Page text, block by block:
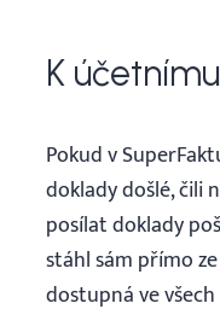
K
Pokud v
doklady došlé, čili
posílat doklady
stáhl sám přímo
dostupná ve